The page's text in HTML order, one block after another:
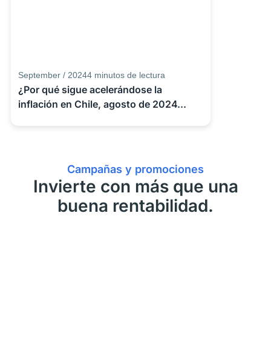
September / 20244 minutos de lectura
¿Por qué sigue acelerándose la
inflación en Chile, agosto de 2024...
Campañas y promociones
Invierte con más que una
buena rentabilidad.